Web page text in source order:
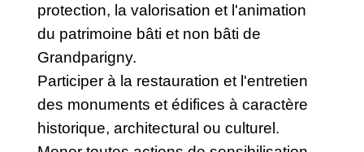
protection, la valorisation et l'animation
du patrimoine bâti et non bâti de
Grandparigny.
Participer à la restauration et l'entretien
des monuments et édifices à caractère
historique, architectural ou culturel.